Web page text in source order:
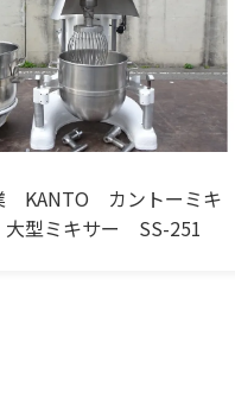
KANTO カントーミキ
型ミキサー SS-251